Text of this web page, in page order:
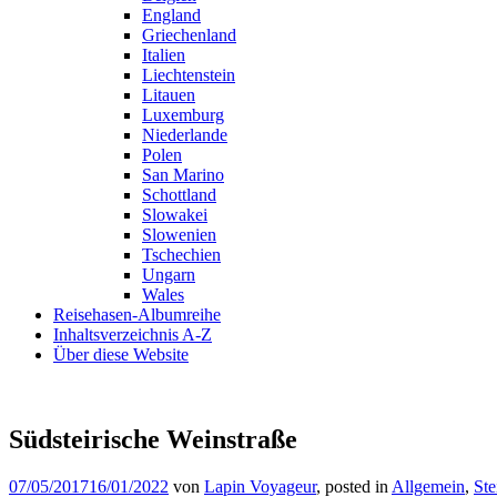
England
Griechenland
Italien
Liechtenstein
Litauen
Luxemburg
Niederlande
Polen
San Marino
Schottland
Slowakei
Slowenien
Tschechien
Ungarn
Wales
Reisehasen-Albumreihe
Inhaltsverzeichnis A-Z
Über diese Website
Südsteirische Weinstraße
07/05/201716/01/2022 von Lapin Voyageur, posted in Allgemein,